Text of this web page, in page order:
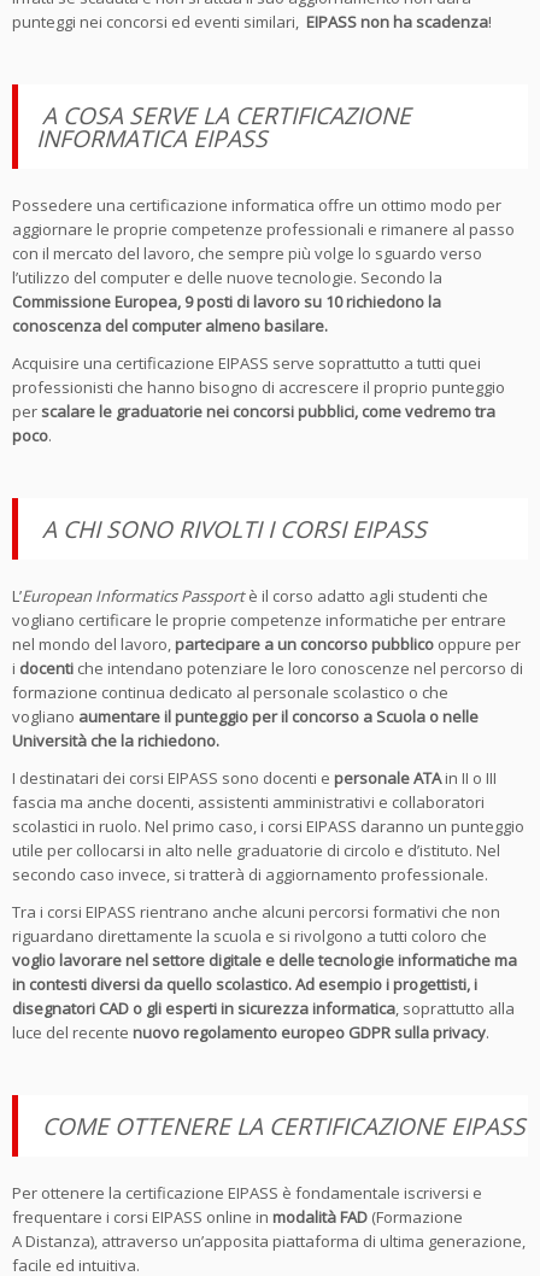
punteggi nei concorsi ed eventi similari, EIPASS non ha scadenza!
A COSA SERVE LA CERTIFICAZIONE
INFORMATICA EIPASS
Possedere una certificazione informatica offre un ottimo modo per
aggiornare le proprie competenze professionali e rimanere al passo
con il mercato del lavoro, che sempre più volge lo sguardo verso
l’utilizzo del computer e delle nuove tecnologie. Secondo la
Commissione Europea, 9 posti di lavoro su 10 richiedono la
conoscenza del computer almeno basilare.
Acquisire una certificazione EIPASS serve soprattutto a tutti quei
professionisti che hanno bisogno di accrescere il proprio punteggio
per scalare le graduatorie nei concorsi pubblici, come vedremo tra
poco.
A CHI SONO RIVOLTI I CORSI EIPASS
L’European Informatics Passportè il corso adatto agli studenti che
vogliano certificare le proprie competenze informatiche per entrare
nel mondo del lavoro, partecipare a un concorso pubblico oppure per
i docenti che intendano potenziare le loro conoscenze nel percorso di
formazione continua dedicato al personale scolastico o che
vogliano aumentare il punteggio per il concorso a Scuola o nelle
Università che la richiedono.
I destinatari dei corsi EIPASS sono docenti e personale ATAin II o III
fascia ma anche docenti, assistenti amministrativi e collaboratori
scolastici in ruolo. Nel primo caso, i corsi EIPASS daranno un punteggio
utile per collocarsi in alto nelle graduatorie di circolo e d’istituto. Nel
secondo caso invece, si tratterà di aggiornamento professionale.
Tra i corsi EIPASS rientrano anche alcuni percorsi formativi che non
riguardano direttamente la scuola e si rivolgono a tutti coloro che
voglio lavorare nel settore digitale e delle tecnologie informatiche ma
in contesti diversi da quello scolastico. Ad esempio i progettisti, i
disegnatori CAD o gli esperti in sicurezza informatica, soprattutto alla
luce del recente nuovo regolamento europeo GDPR sulla privacy.
COME OTTENERE LA CERTIFICAZIONE EIPASS
Per ottenere la certificazione EIPASS è fondamentale iscriversi e
frequentare i corsi EIPASS online in modalità FAD (Formazione
A Distanza), attraverso un’apposita piattaforma di ultima generazione,
facile ed intuitiva.